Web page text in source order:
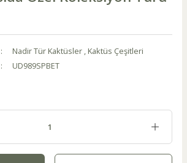
Nadir Tür Kaktüsler , Kaktüs Çeşitleri
UD989SPBET